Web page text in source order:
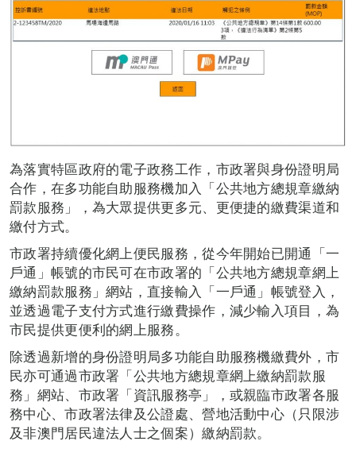
為落實特區政府的電子政務工作，市政署與身份證明局
合作，在多功能自助服務機加入「公共地方總規章繳納
罰款服務」，為大眾提供更多元、更便捷的繳費渠道和
繳付方式。
市政署持續優化網上便民服務，從今年開始已開通「一
戶通」帳號的市民可在市政署的「公共地方總規章網上
繳納罰款服務」網站，直接輸入「一戶通」帳號登入，
並透過電子支付方式進行繳費操作，減少輸入項目，為
市民提供更便利的網上服務。
除透過新增的身份證明局多功能自助服務機繳費外，市
民亦可通過市政署「公共地方總規章網上繳納罰款服
務」網站、市政署「資訊服務亭」，或親臨市政署各服
務中心、市政署法律及公證處、營地活動中心（只限涉
及非澳門居民違法人士之個案）繳納罰款。